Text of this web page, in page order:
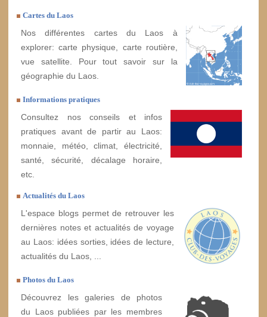
Cartes du Laos
Nos différentes cartes du Laos à
explorer: carte physique, carte routière,
vue satellite. Pour tout savoir sur la
géographie du Laos.
Informations pratiques
Consultez nos conseils et infos
pratiques avant de partir au Laos:
monnaie, météo, climat, électricité,
santé, sécurité, décalage horaire,
etc.
Actualités du Laos
L'espace blogs permet de retrouver les
dernières notes et actualités de voyage
au Laos: idées sorties, idées de lecture,
actualités du Laos, ...
Photos du Laos
Découvrez les galeries de photos
du Laos publiées par les membres